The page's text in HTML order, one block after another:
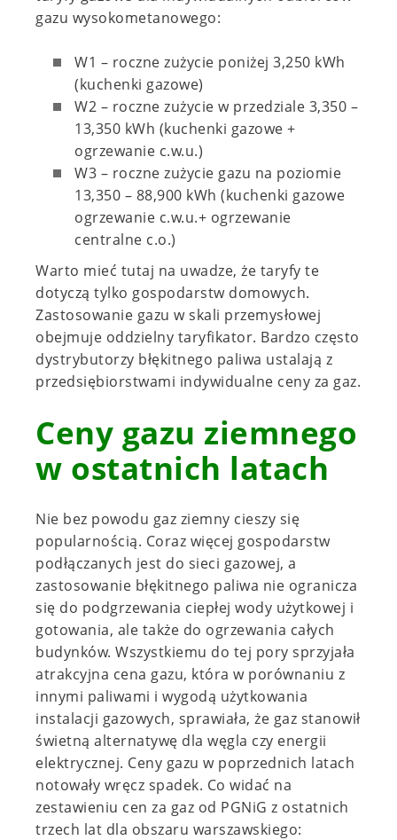
gazu wysokometanowego:
W1 – roczne zużycie poniżej 3,250 kWh
(kuchenki gazowe)
W2 – roczne zużycie w przedziale 3,350 –
13,350 kWh (kuchenki gazowe +
ogrzewanie c.w.u.)
W3 – roczne zużycie gazu na poziomie
13,350 – 88,900 kWh (kuchenki gazowe
ogrzewanie c.w.u.+ ogrzewanie
centralne c.o.)
Warto mieć tutaj na uwadze, że taryfy te
dotyczą tylko gospodarstw domowych.
Zastosowanie gazu w skali przemysłowej
obejmuje oddzielny taryfikator. Bardzo często
dystrybutorzy błękitnego paliwa ustalają z
przedsiębiorstwami indywidualne ceny za gaz.
Ceny gazu ziemnego
w ostatnich latach
Nie bez powodu gaz ziemny cieszy się
popularnością. Coraz więcej gospodarstw
podłączanych jest do sieci gazowej, a
zastosowanie błękitnego paliwa nie ogranicza
się do podgrzewania ciepłej wody użytkowej i
gotowania, ale także do ogrzewania całych
budynków. Wszystkiemu do tej pory sprzyjała
atrakcyjna cena gazu, która w porównaniu z
innymi paliwami i wygodą użytkowania
instalacji gazowych, sprawiała, że gaz stanowił
świetną alternatywę dla węgla czy energii
elektrycznej. Ceny gazu w poprzednich latach
notowały wręcz spadek. Co widać na
zestawieniu cen za gaz od PGNiG z ostatnich
trzech lat dla obszaru warszawskiego: